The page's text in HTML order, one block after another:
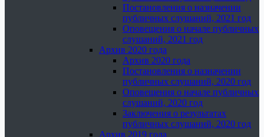
Постановления о назначении
публичных слушаний, 2021 год
Оповещения о начале публичных
слушаний, 2021 год
Архив 2020 года
Архив 2020 года
Постановления о назначении
публичных слушаний, 2020 год
Оповещения о начале публичных
слушаний, 2020 год
Заключения о результатах
публичных слушаний, 2020 год
Архив 2019 года